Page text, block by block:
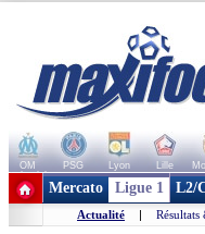
OM PSG Lyon Lille
+ de clubs
Mercato Ligue 1 L2/
Actualité | Résultats